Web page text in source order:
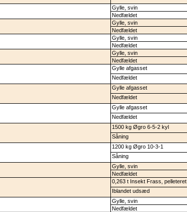
Gylle, svin
Nedfældet
Gylle, svin
Nedfældet
Gylle, svin
Nedfældet
Gylle, svin
Nedfældet
Gylle afgasset
Nedfældet
Gylle afgasset
Nedfældet
Gylle afgasset
Nedfældet
1500 kg Øgro 6-5-2 kyl
Såning
1200 kg Øgro 10-3-1
Såning
Gylle, svin
Nedfældet
0,263 t Insekt Frass, pelleteret
Iblandet udsæd
Gylle, svin
Nedfældet